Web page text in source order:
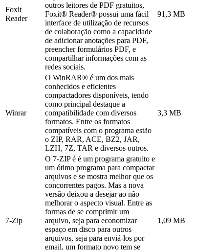
Foxit
Reader
outros leitores de PDF gratuitos,
Foxit® Reader® possui uma fácil
interface de utilização de recursos
de colaboração como a capacidade
de adicionar anotações para PDF,
preencher formulários PDF, e
compartilhar informações com as
redes sociais.
91,3 MB
Winrar
O WinRAR® é um dos mais
conhecidos e eficientes
compactadores disponíveis, tendo
como principal destaque a
compatibilidade com diversos
formatos. Entre os formatos
compatíveis com o programa estão
o ZIP, RAR, ACE, BZ2, JAR,
LZH, 7Z, TAR e diversos outros.
3,3 MB
7-Zip
O 7-ZIP é é um programa gratuito e
um ótimo programa para compactar
arquivos e se mostra melhor que os
concorrentes pagos. Mas a nova
versão deixou a desejar ao não
melhorar o aspecto visual. Entre as
formas de se comprimir um
arquivo, seja para economizar
espaço em disco para outros
arquivos, seja para enviá-los por
email, um formato novo tem se
1,09 MB